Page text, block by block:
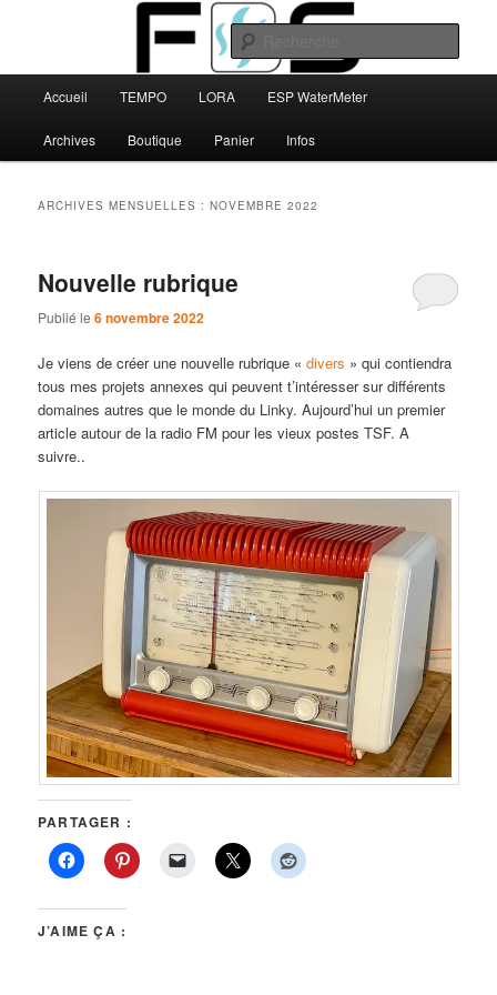
principal
secondaire
FBS
Accueil TEMPO LORA ESP WaterMeter
Archives Boutique Panier Infos
ARCHIVES MENSUELLES :NOVEMBRE 2022
Nouvelle rubrique
Publié le6 novembre 2022
Je viens de créer une nouvelle rubrique «divers » qui contiendra
tous mes projets annexes qui peuvent t’intéresser sur différents
domaines autres que le monde du Linky. Aujourd’hui un premier
article autour de la radio FM pour les vieux postes TSF. A
suivre..
PARTAGER :
J’AIME ÇA :